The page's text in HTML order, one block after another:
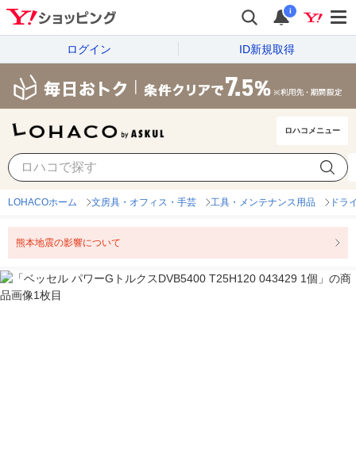
i
ログイン ID新規取得
ロハコメニュー
LOHACOホーム 文房具・オフィス・手芸 工具・メンテナンス用品 ドラ
熊本地震の影響について